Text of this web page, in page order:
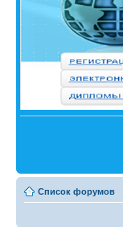
Список форумов